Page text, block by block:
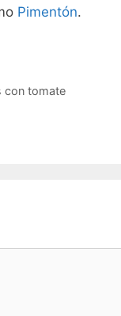
Pimentón.
con tomate